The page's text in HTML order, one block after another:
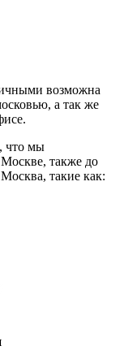
возможна
а так же
что мы
также до
такие как: